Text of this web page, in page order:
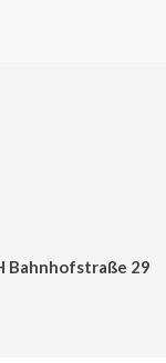
Bahnhofstraße 29